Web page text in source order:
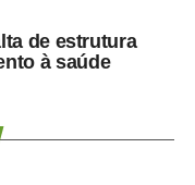
de estrutura
à saúde